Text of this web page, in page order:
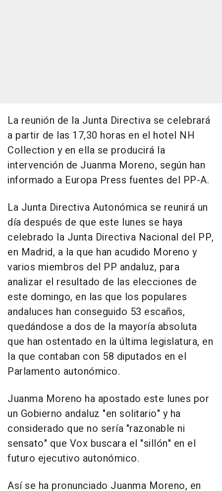
La reunión de la Junta Directiva se celebrará
a partir de las 17,30 horas en el hotel NH
Collection y en ella se producirá la
intervención de Juanma Moreno, según han
informado a Europa Press fuentes del PP-A.
La Junta Directiva Autonómica se reunirá un
día después de que este lunes se haya
celebrado la Junta Directiva Nacional del PP,
en Madrid, a la que han acudido Moreno y
varios miembros del PP andaluz, para
analizar el resultado de las elecciones de
este domingo, en las que los populares
andaluces han conseguido 53 escaños,
quedándose a dos de la mayoría absoluta
que han ostentado en la última legislatura, en
la que contaban con 58 diputados en el
Parlamento autonómico.
Juanma Moreno ha apostado este lunes por
un Gobierno andaluz "en solitario" y ha
considerado que no sería "razonable ni
sensato" que Vox buscara el "sillón" en el
futuro ejecutivo autonómico.
Así se ha pronunciado Juanma Moreno, en